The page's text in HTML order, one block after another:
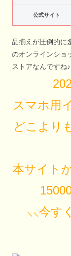
公式サイト
品揃えが圧倒的に
のオンラインショ
ストアなんですね♪
スマホ用
どこより
本サイト
⸜⸜今す